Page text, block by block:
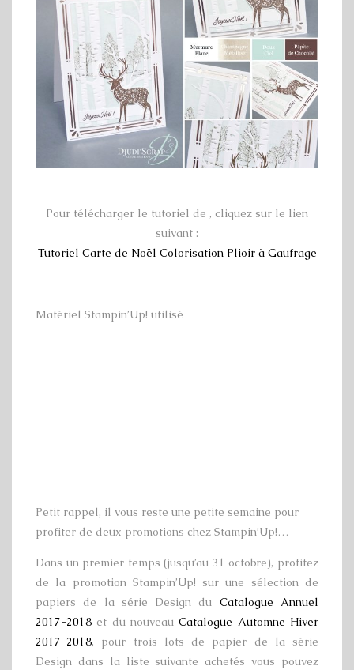
Pour télécharger le tutoriel de , cliquez sur le lien
suivant :
Tutoriel Carte de Noël Colorisation Plioir à Gaufrage
Matériel Stampin’Up! utilisé
Petit rappel, il vous reste une petite semaine pour
profiter de deux promotions chez Stampin’Up!…
Dans un premier temps (jusqu’au 31 octobre), profitez
de la promotion Stampin’Up! sur une sélection de
papiers de la série Design du Catalogue Annuel
2017-2018 et du nouveauCatalogue Automne Hiver
2017-2018, pour trois lots de papier de la série
Design dans la liste suivante achetés vous pouvez